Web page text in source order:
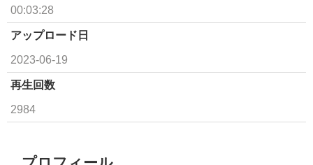
00:03:28
アップロード日
2023-06-19
再生回数
2984